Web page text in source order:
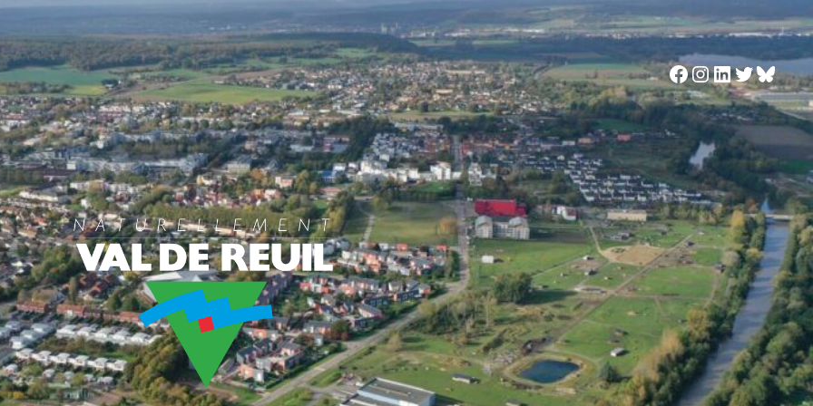
Facebook
Instagram
LinkedIn
Twitter